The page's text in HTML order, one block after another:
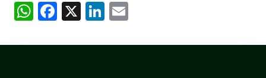
WhatsApp
Facebook
X LinkedIn